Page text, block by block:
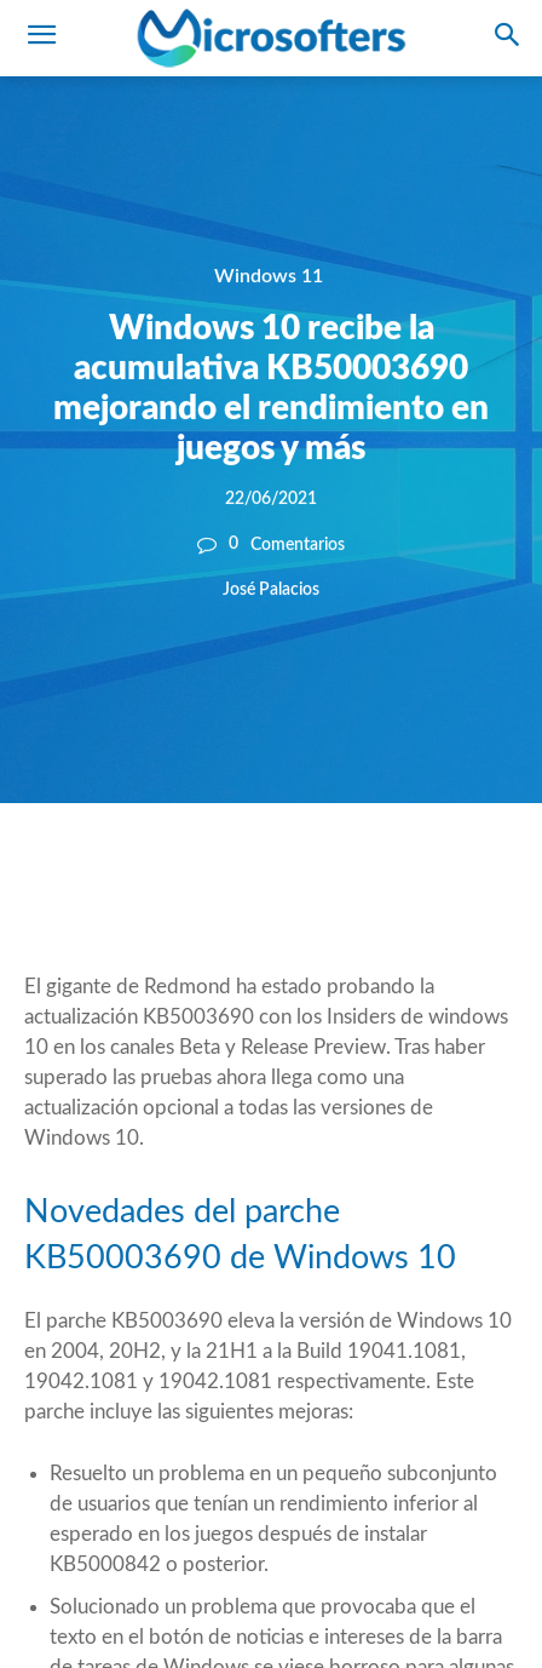
Windows 11
Windows 10 recibe la
acumulativa KB50003690
mejorando el rendimiento en
juegos y más
22/06/2021
0 Comentarios
José Palacios
El gigante de Redmond ha estado probando la
actualización KB5003690 con los Insiders de windows
10 en los canales Beta y Release Preview. Tras haber
superado las pruebas ahora llega como una
actualización opcional a todas las versiones de
Windows 10.
Novedades del parche
KB50003690 de Windows 10
El parche KB5003690 eleva la versión de Windows 10
en 2004, 20H2, y la 21H1 a la Build 19041.1081,
19042.1081 y 19042.1081 respectivamente. Este
parche incluye las siguientes mejoras:
Resuelto un problema en un pequeño subconjunto
de usuarios que tenían un rendimiento inferior al
esperado en los juegos después de instalar
KB5000842 o posterior.
Solucionado un problema que provocaba que el
texto en el botón de noticias e intereses de la barra